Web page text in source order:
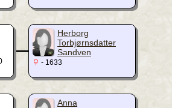
_
Herborg
Torbjørnsdatter
Sandven
- 1633
Anna